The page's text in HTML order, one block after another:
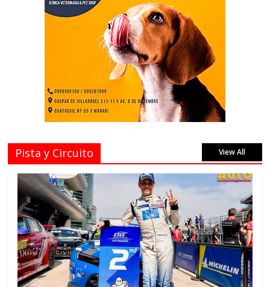
Pista y Circuito View All